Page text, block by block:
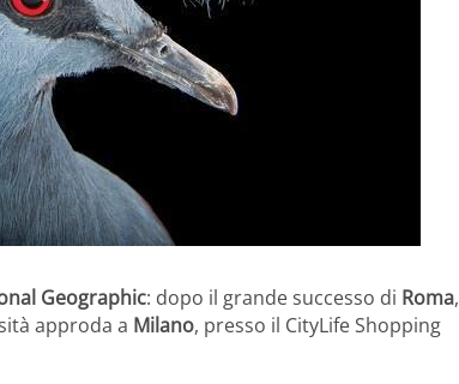
Geographic: dopo il grande successo di Roma,
approda a Milano, presso il CityLife Shopping